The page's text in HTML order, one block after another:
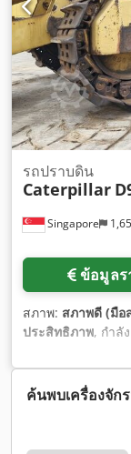
Singapore
รถปราบดิน
Caterpillar
ข้อมูลร
สภาพ: สภาพดี (มือ
ประสิทธิภาพ, กำลั
7,148 h, หมายเล
ห้องโดยสาร, ไฮดร
ค้นพบเครื่องจัก